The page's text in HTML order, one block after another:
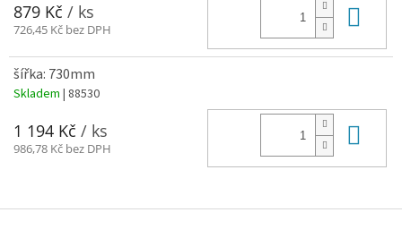
879 Kč / ks
726,45 Kč bez DPH
šířka: 730mm
Skladem | 88530
1 194 Kč / ks
986,78 Kč bez DPH
Z